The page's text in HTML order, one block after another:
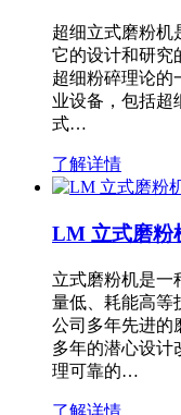
超细立式磨粉机
它的设计和研究
超细粉碎理论的
业设备，包括超
式…
了解详情
LM 立式磨粉
立式磨粉机是一
量低、耗能高等
公司多年先进的
多年的潜心设计
理可靠的…
了解详情